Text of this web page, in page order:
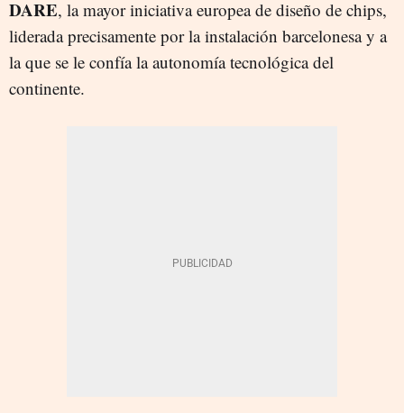
DARE, la mayor iniciativa europea de diseño de chips,
liderada precisamente por la instalación barcelonesa y a
la que se le confía la autonomía tecnológica del
continente.